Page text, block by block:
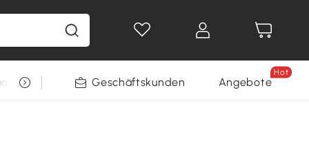
Gewinnspiele
RestpostenGeschäftskunden Angebote
Hot